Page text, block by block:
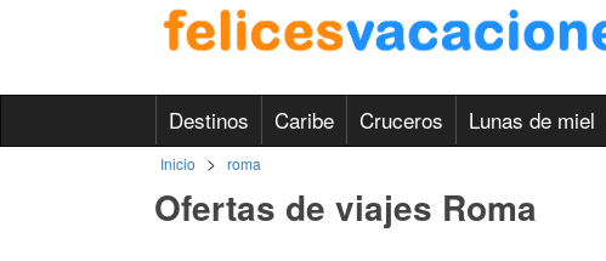
Destinos Caribe Cruceros Lunas de miel
Inicio > roma
Ofertas de viajes Roma